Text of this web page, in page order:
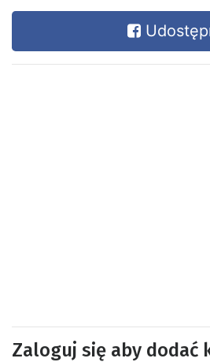
Zaloguj się aby dodać